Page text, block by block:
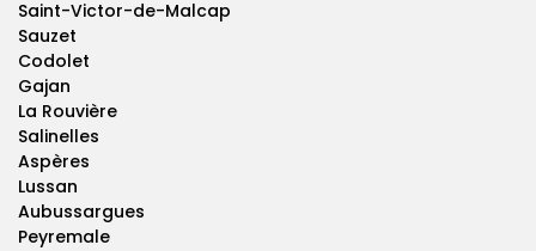
Saint-Victor-de-Malcap
Sauzet
Codolet
Gajan
La Rouvière
Salinelles
Aspères
Lussan
Aubussargues
Peyremale